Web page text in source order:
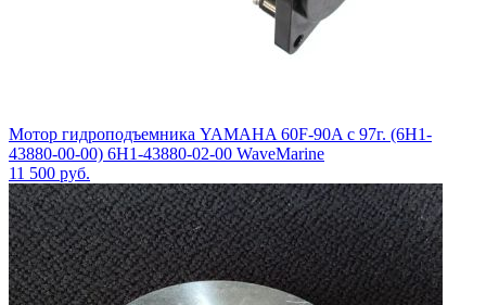
Мотор гидроподъемника YAMAHA 60F-90A с 97г. (6H1-
43880-00-00) 6H1-43880-02-00 WaveMarine
11 500 руб.